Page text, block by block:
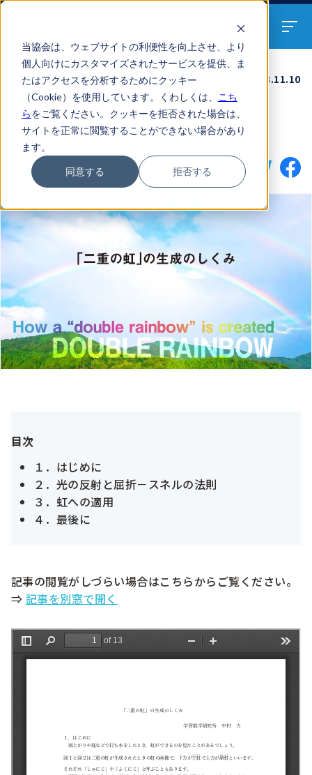
当協会は、ウェブサイトの利便性を向上させ、より
個人向けにカスタマイズされたサービスを提供、ま
たはアクセスを分析するためにクッキー
（Cookie）を使用しています。くわしくは、
こち
らをご覧ください。クッキーを拒否された場合は、
サイトを正常に閲覧することができない場合があり
ます。
同意する 拒否する
教室のそと 2023.11.10
「二重の虹」の生成のしくみ
主虹 副虹 二重の虹 スネルの法則 PDF
SHARE
目次
１．はじめに
２．光の反射と屈折－スネルの法則
３．虹への適用
４．最後に
記事の閲覧がしづらい場合はこちらからご覧ください。
⇒ 記事を別窓で開く